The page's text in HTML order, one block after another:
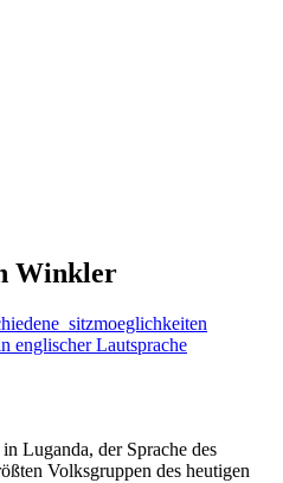
Winkler
Luganda, der Sprache des
Volksgruppen des heutigen